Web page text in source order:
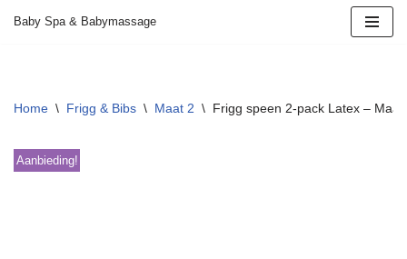
inhoud
Baby Spa & Babymassage
Home \ Frigg & Bibs \ Maat 2 \ Frigg speen 2-pack Latex – Maat
Aanbieding!